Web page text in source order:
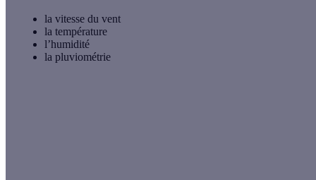
la vitesse du vent
la température
l’humidité
la pluviométrie